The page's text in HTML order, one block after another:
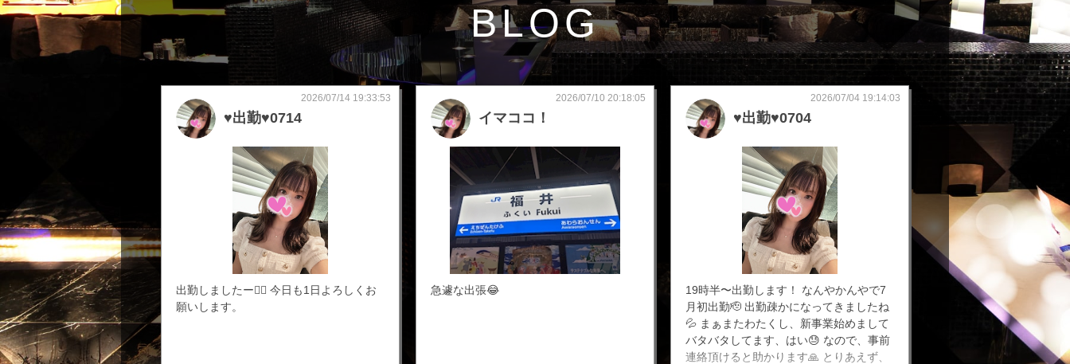
BLOG
♥️出勤♥️0714
2026/07/14 19:33:53
出勤しましたー🙋‍♀️ 今日も1日よろしくお
願いします。
イマココ！
2026/07/10 20:18:05
急遽な出張😂
♥️出勤♥️0704
2026/07/04 19:14:03
19時半〜出勤します！ なんやかんやで7
月初出勤🫡 出勤疎かになってきましたね
💦 まぁまたわたくし、新事業始めまして
バタバタしてます、はい😓 なので、事前
連絡頂けると助かります🙏 とりあえず、